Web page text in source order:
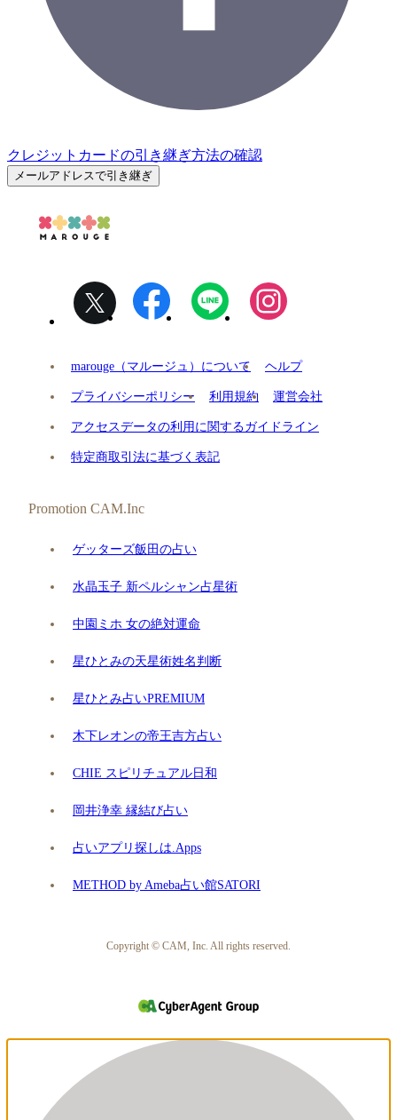
クレジットカードの引き継ぎ方法の確認
メールアドレスで引き継ぎ
marouge（マルージュ）について ヘルプ
プライバシーポリシー 利用規約 運営会社
アクセスデータの利用に関するガイドライン
特定商取引法に基づく表記
Promotion CAM.Inc
ゲッターズ飯田の占い
水晶玉子 新ペルシャン占星術
中園ミホ 女の絶対運命
星ひとみの天星術姓名判断
星ひとみ占いPREMIUM
木下レオンの帝王吉方占い
CHIE スピリチュアル日和
岡井浄幸 縁結び占い
占いアプリ探しは.Apps
METHOD by Ameba占い館SATORI
Copyright © CAM, Inc. All rights reserved.